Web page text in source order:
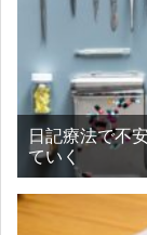
日記療法で不
ていく